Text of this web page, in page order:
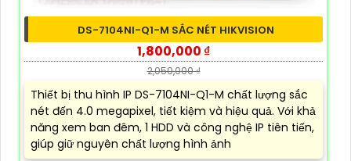
DS-7104NI-Q1-M SẮC NÉT HIKVISION
1,800,000 ₫
2,050,000 ₫
Thiết bị thu hình IP DS-7104NI-Q1-M chất lượng sắc
nét đến 4.0 megapixel, tiết kiệm và hiệu quả. Với khả
năng xem ban đêm, 1 HDD và công nghệ IP tiên tiến,
giúp giữ nguyên chất lượng hình ảnh